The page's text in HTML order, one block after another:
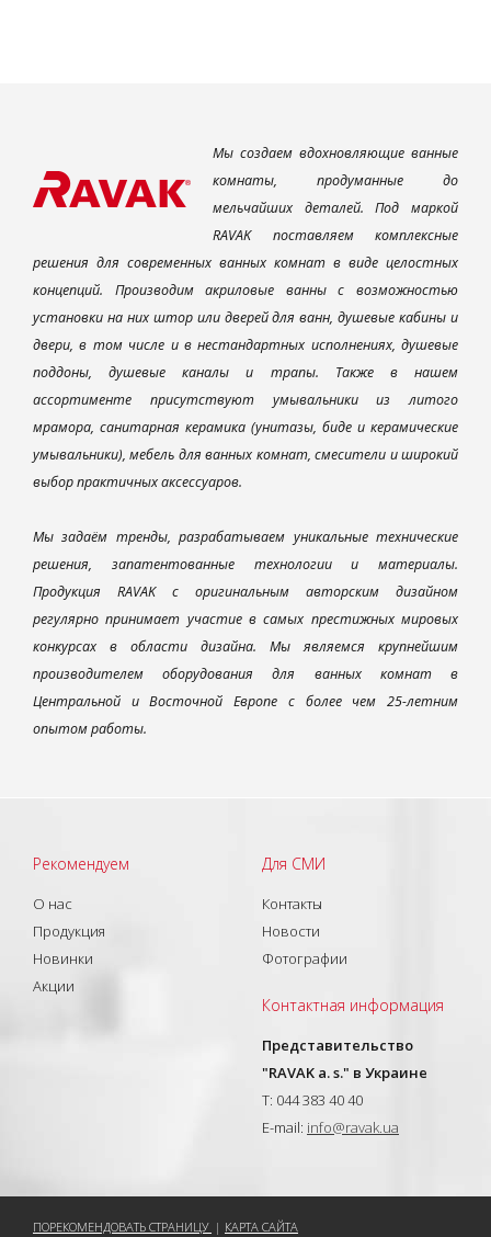
Мы создаем вдохновляющие ванные
комнаты, продуманные до
мельчайших деталей. Под маркой
RAVAK поставляем комплексные
решения для современных ванных комнат в виде целостных
концепций. Производим акриловые ванны с возможностью
установки на них штор или дверей для ванн, душевые кабины и
двери, в том числе и в нестандартных исполнениях, душевые
поддоны, душевые каналы и трапы. Также в нашем
ассортименте присутствуют умывальники из литого
мрамора, санитарная керамика (унитазы, биде и керамические
умывальники), мебель для ванных комнат, смесители и широкий
выбор практичных аксессуаров.
Мы задаём тренды, разрабатываем уникальные технические
решения, запатентованные технологии и материалы.
Продукция RAVAK с оригинальным авторским дизайном
регулярно принимает участие в самых престижных мировых
конкурсах в области дизайна. Мы являемся крупнейшим
производителем оборудования для ванных комнат в
Центральной и Восточной Европе с более чем 25-летним
опытом работы.
Рекомендуем
О нас
Продукция
Новинки
Акции
Для СМИ
Контакты
Новости
Фотографии
Контактная информация
Представительство
"RAVAK a. s." в Украине
T: 044 383 40 40
E-mail: info@ravak.ua
ПОРЕКОМЕНДОВАТЬ СТРАНИЦУ | КАРТА САЙТА